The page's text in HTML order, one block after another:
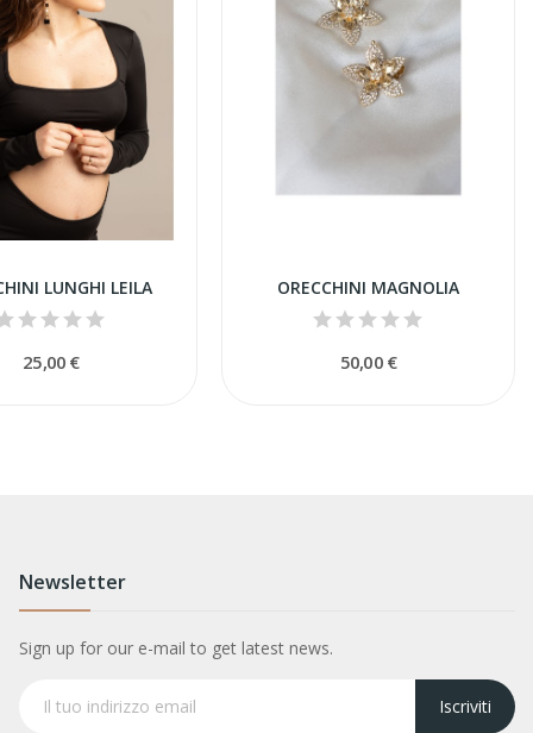
LUNGHI LEILA
25,00 €
ORECCHINI MAGNOLIA
50,00 €
Newsletter
Sign up for our e-mail to get latest news.
Iscriviti